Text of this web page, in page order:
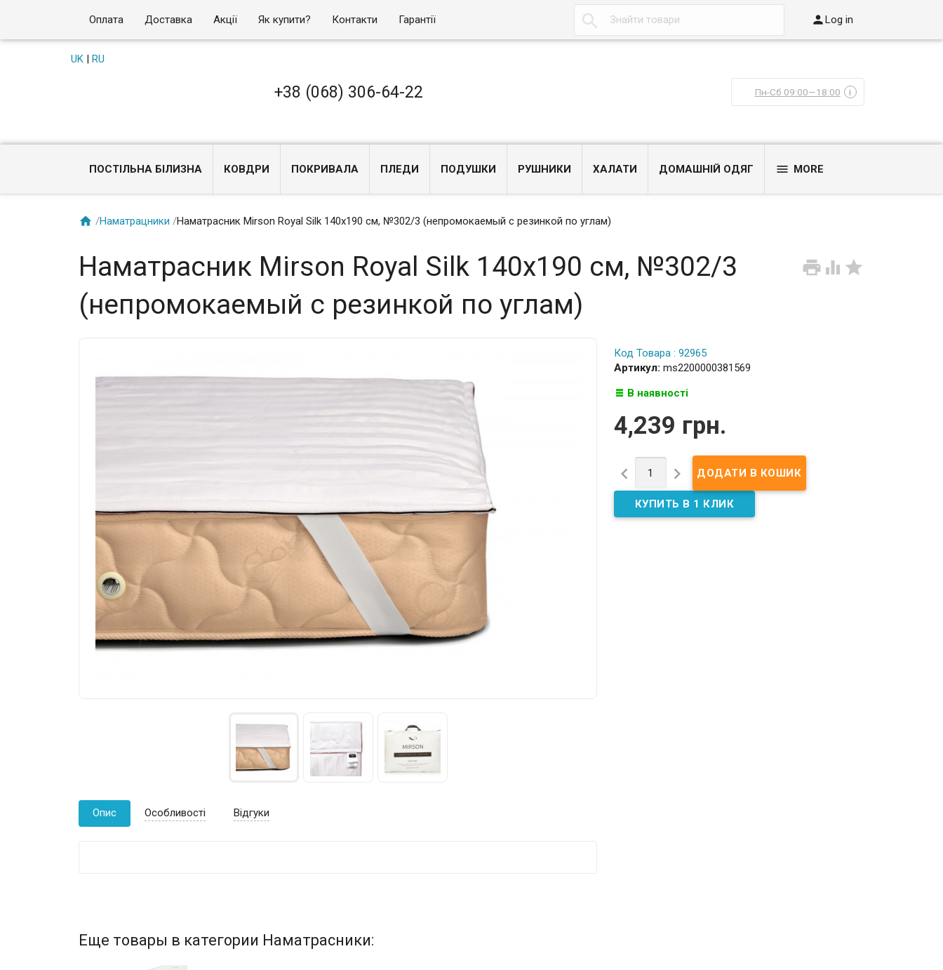
Оплата Доставка Акції Як купити? Контакти Гарантії  Log in
UK| RU
+38 (068) 306-64-22 Пн-Сб 09:00—18:00 i
ПОСТІЛЬНА БІЛИЗНА КОВДРИ ПОКРИВАЛА ПЛЕДИ ПОДУШКИ РУШНИКИ ХАЛАТИ ДОМАШНІЙ ОДЯГ  MORE
 /Наматрацники /Наматрасник Mirson Royal Silk 140x190 см, №302/3 (непромокаемый с резинкой по углам)
  
Наматрасник Mirson Royal Silk 140x190 см, №302/3
(непромокаемый с резинкой по углам)
Код Товара : 92965
Артикул: ms2200000381569
В наявності
4,239 грн.
 
Опис Особливості Відгуки
Еще товары в категории Наматрасники: